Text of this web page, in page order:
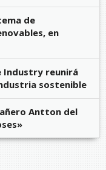
de
en
Industry reunirá
sostenible
Antton del